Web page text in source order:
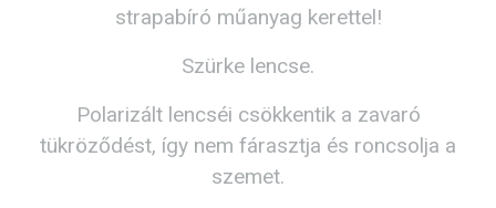
strapabíró műanyag kerettel!
Szürke lencse.
Polarizált lencséi csökkentik a zavaró
tükröződést, így nem fárasztja és roncsolja a
szemet.